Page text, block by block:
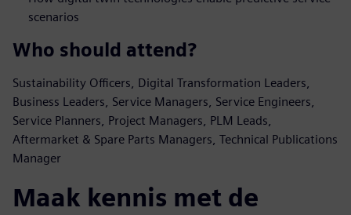
scenarios
Who should attend?
Sustainability Officers, Digital Transformation Leaders,
Business Leaders, Service Managers, Service Engineers,
Service Planners, Project Managers, PLM Leads,
Aftermarket & Spare Parts Managers, Technical Publications
Manager
Maak kennis met de